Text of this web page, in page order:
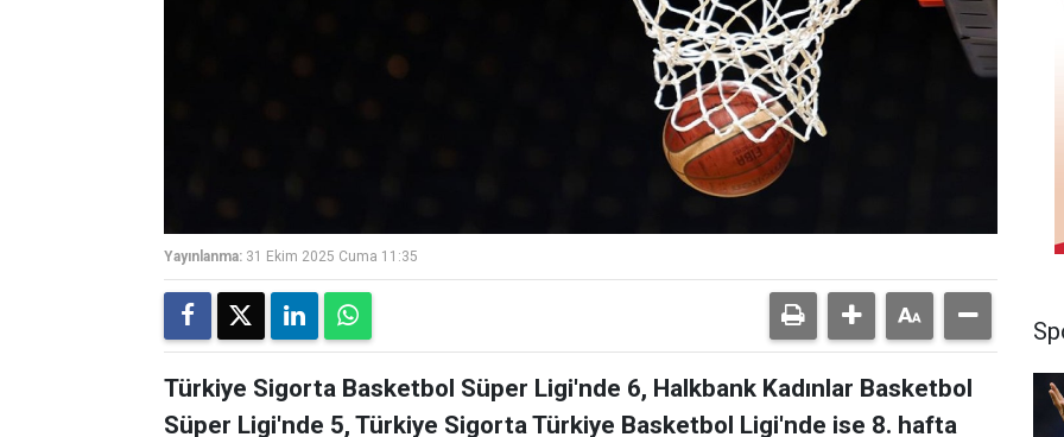
Yayınlanma: 31 Ekim 2025 Cuma 11:35
Türkiye Sigorta Basketbol Süper Ligi'nde 6, Halkbank Kadınlar Basketbol
Süper Ligi'nde 5, Türkiye Sigorta Türkiye Basketbol Ligi'nde ise 8. hafta